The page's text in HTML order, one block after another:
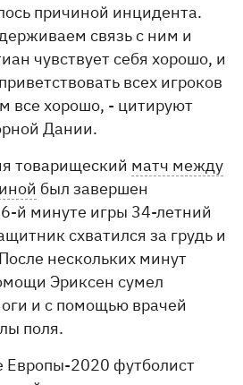
причиной инцидента.
связь с ним и
чувствует себя хорошо, и
всех игроков
все хорошо, - цитируют
Дании.
товарищеский матч между
был завершен
й минуте игры 34-летний
схватился за грудь и
нескольких минут
Эриксен сумел
и с помощью врачей
поля.
Европы-2020 футболист